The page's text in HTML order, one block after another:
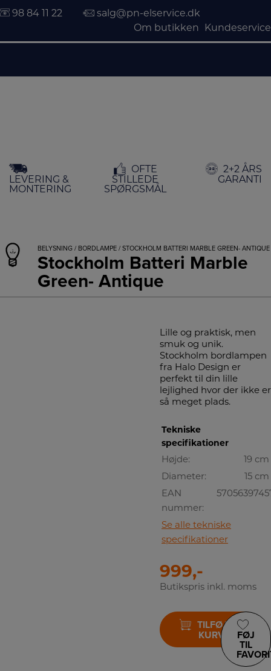
indholdet
98 84 11 22
salg@pn-elservice.dk
Om butikken
Kundeservice
LEVERING &
MONTERING
OFTE
STILLEDE
SPØRGSMÅL
2+2 ÅRS
GARANTI
BELYSNING / BORDLAMPE / STOCKHOLM BATTERI MARBLE GREEN- ANTIQUE
Stockholm Batteri Marble
Green- Antique
Lille og praktisk, men
smuk og unik.
Stockholm bordlampen
fra Halo Design er
perfekt til din lille
lejlighed hvor der ikke er
så meget plads.
Tekniske
specifikationer
Højde:
19 cm
Diameter:
15 cm
EAN
nummer:
Se alle tekniske
specifikationer
999,-
Butikspris inkl. moms
TILFØJ TIL
KURV
FØJ
TIL